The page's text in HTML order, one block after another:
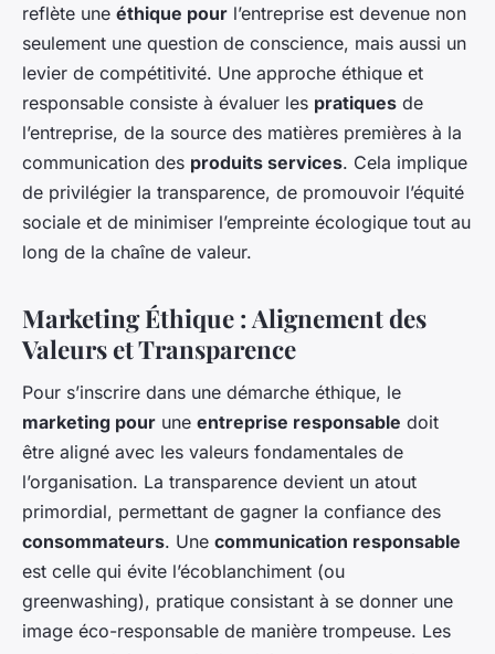
reflète une éthique pour l’entreprise est devenue non
seulement une question de conscience, mais aussi un
levier de compétitivité. Une approche éthique et
responsable consiste à évaluer les pratiques de
l’entreprise, de la source des matières premières à la
communication des produits services. Cela implique
de privilégier la transparence, de promouvoir l’équité
sociale et de minimiser l’empreinte écologique tout au
long de la chaîne de valeur.
Marketing Éthique : Alignement des
Valeurs et Transparence
Pour s’inscrire dans une démarche éthique, le
marketing pour une entreprise responsable doit
être aligné avec les valeurs fondamentales de
l’organisation. La transparence devient un atout
primordial, permettant de gagner la confiance des
consommateurs. Une communication responsable
est celle qui évite l’écoblanchiment (ou
greenwashing), pratique consistant à se donner une
image éco-responsable de manière trompeuse. Les